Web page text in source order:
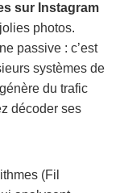
sur Instagram
photos.
passive : c’est
systèmes de
du trafic
décoder ses
(Fil